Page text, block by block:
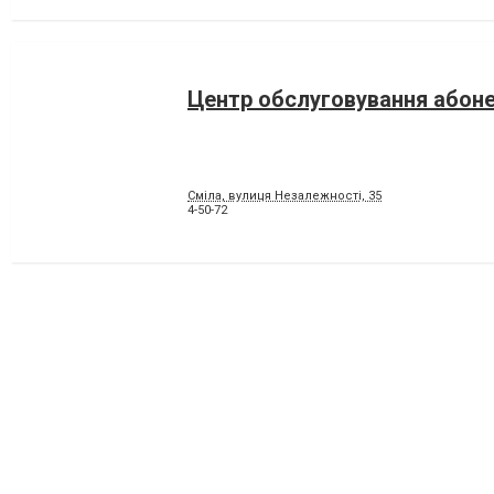
Центр обслуговування
Сміла, вулиця Незалежності, 35
4-50-72